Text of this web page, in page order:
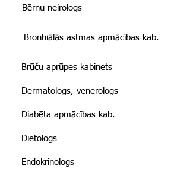
Bērnu neirologs
Bronhiālās astmas apmācības kab.
Brūču aprūpes kabinets
Dermatologs, venerologs
Diabēta apmācības kab.
Dietologs
Endokrinologs